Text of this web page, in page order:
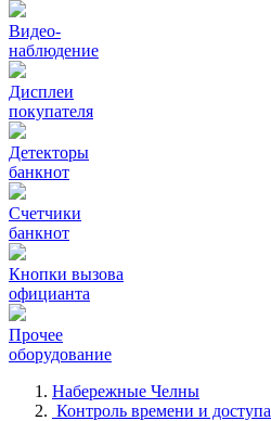
Видео‑
наблюдение
Дисплеи
покупателя
Детекторы
банкнот
Счетчики
банкнот
Кнопки вызова
официанта
Прочее
оборудование
Набережные Челны
Контроль времени и доступа